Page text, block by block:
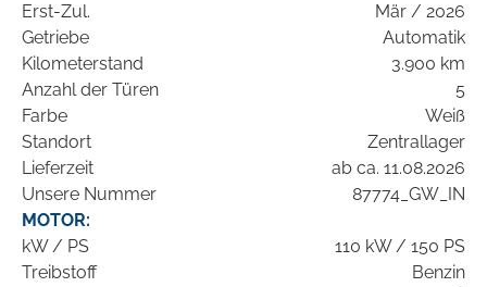
Erst-Zul.
Mär / 2026
Getriebe
Automatik
Kilometerstand
3.900 km
Anzahl der Türen
5
Farbe
Weiß
Standort
Zentrallager
Lieferzeit
ab ca. 11.08.2026
Unsere Nummer
87774_GW_IN
MOTOR:
kW / PS
110 kW / 150 PS
Treibstoff
Benzin